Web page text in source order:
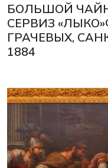
БОЛЬШОЙ
СЕРВИЗ
ГРАЧЕВЫХ,
1884